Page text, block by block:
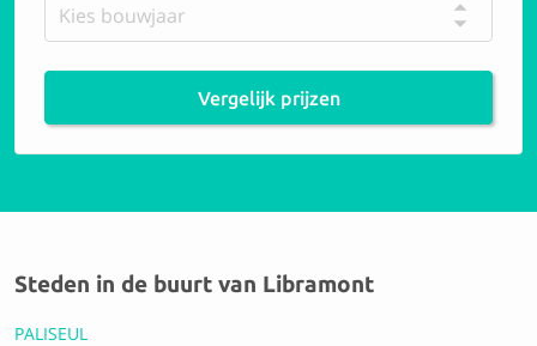
Kies bouwjaar
Vergelijk prijzen
Steden in de buurt van Libramont
PALISEUL